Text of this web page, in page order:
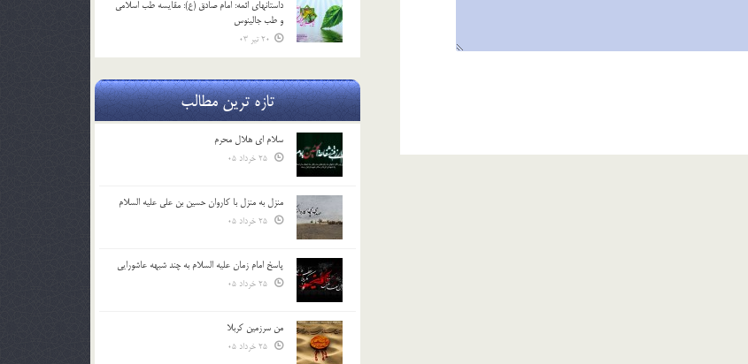
داستانهای ائمه: امام صادق (ع): مقایسه طب اسلامی
و طب جالینوس
20 تیر 03
تازه ترین مطالب
سلام ای هلال محرم
منزل به منزل با کاروان حسین بن علی علیه السلام
پاسخ امام زمان علیه السلام به چند شبهه عاشورایی
من سرزمین کربلا